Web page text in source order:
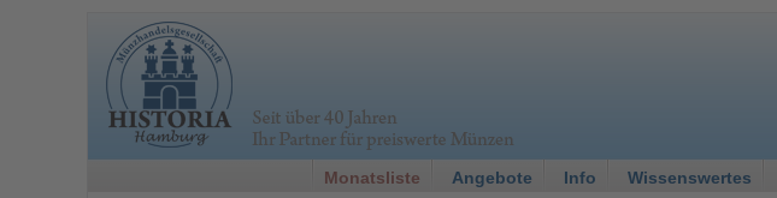
Monatsliste Angebote Info Wissenswertes